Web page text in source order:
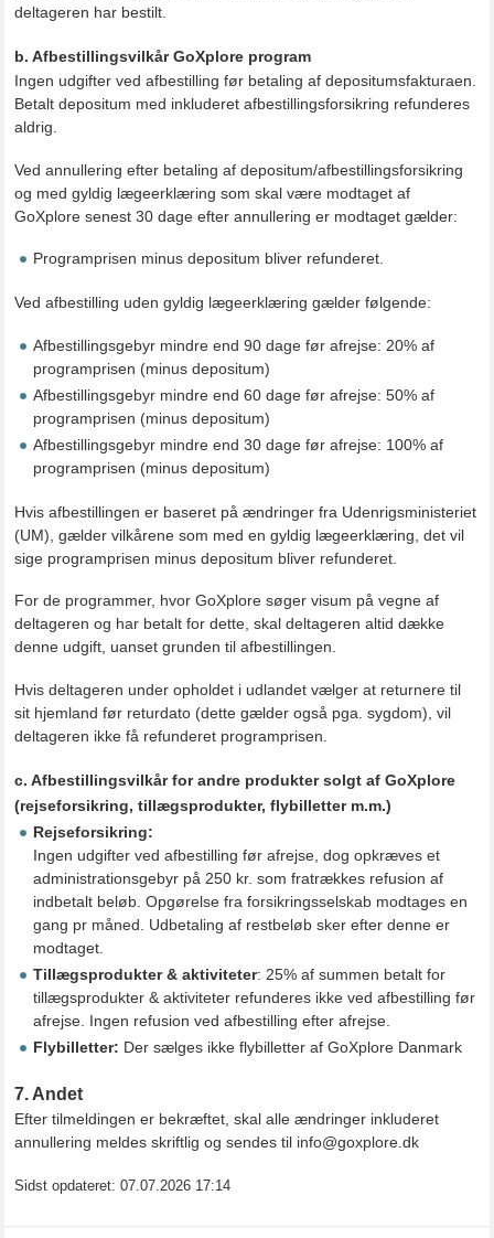
deltageren har bestilt.
b. Afbestillingsvilkår GoXplore program
Ingen udgifter ved afbestilling før betaling af depositumsfakturaen.
Betalt depositum med inkluderet afbestillingsforsikring refunderes
aldrig.
Ved annullering efter betaling af depositum/afbestillingsforsikring
og med gyldig lægeerklæring som skal være modtaget af
GoXplore senest 30 dage efter annullering er modtaget gælder:
Programprisen minus depositum bliver refunderet.
Ved afbestilling uden gyldig lægeerklæring gælder følgende:
Afbestillingsgebyr mindre end 90 dage før afrejse: 20% af
programprisen (minus depositum)
Afbestillingsgebyr mindre end 60 dage før afrejse: 50% af
programprisen (minus depositum)
Afbestillingsgebyr mindre end 30 dage før afrejse: 100% af
programprisen (minus depositum)
Hvis afbestillingen er baseret på ændringer fra Udenrigsministeriet
(UM), gælder vilkårene som med en gyldig lægeerklæring, det vil
sige programprisen minus depositum bliver refunderet.
For de programmer, hvor GoXplore søger visum på vegne af
deltageren og har betalt for dette, skal deltageren altid dække
denne udgift, uanset grunden til afbestillingen.
Hvis deltageren under opholdet i udlandet vælger at returnere til
sit hjemland før returdato (dette gælder også pga. sygdom), vil
deltageren ikke få refunderet programprisen.
c. Afbestillingsvilkår for andre produkter solgt af GoXplore
(rejseforsikring, tillægsprodukter, flybilletter m.m.)
Rejseforsikring:
Ingen udgifter ved afbestilling før afrejse, dog opkræves et
administrationsgebyr på 250 kr. som fratrækkes refusion af
indbetalt beløb. Opgørelse fra forsikringsselskab modtages en
gang pr måned. Udbetaling af restbeløb sker efter denne er
modtaget.
Tillægsprodukter & aktiviteter: 25% af summen betalt for
tillægsprodukter & aktiviteter refunderes ikke ved afbestilling før
afrejse. Ingen refusion ved afbestilling efter afrejse.
Flybilletter: Der sælges ikke flybilletter af GoXplore Danmark
7. Andet
Efter tilmeldingen er bekræftet, skal alle ændringer inkluderet
annullering meldes skriftlig og sendes til info@goxplore.dk
Sidst opdateret: 07.07.2026 17:14